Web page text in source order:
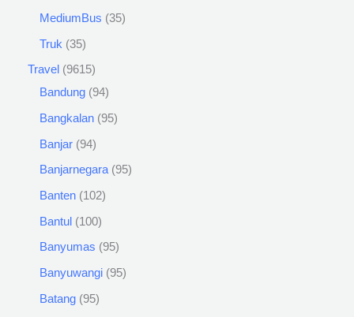
MediumBus 35
Truk 35
Travel
9615
Bandung 94
Bangkalan 95
Banjar 94
Banjarnegara 95
Banten 102
Bantul 100
Banyumas 95
Banyuwangi 95
Batang 95